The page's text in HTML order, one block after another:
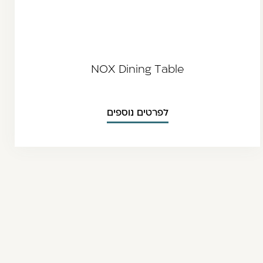
NOX Dining Table
לפרטים נוספים